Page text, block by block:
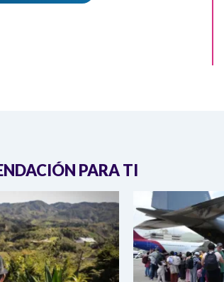
PARA TI